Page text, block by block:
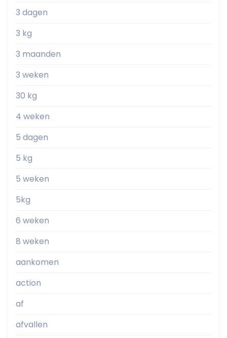
3 dagen
3 kg
3 maanden
3 weken
30 kg
4 weken
5 dagen
5 kg
5 weken
5kg
6 weken
8 weken
aankomen
action
af
afvallen